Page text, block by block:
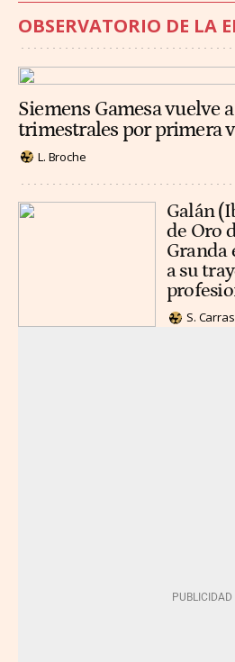
OBSERVATORIO DE LA
Siemens Gamesa vuelve
trimestrales por primera
L. Broche
Galán
de Oro
Granda
a su
S.